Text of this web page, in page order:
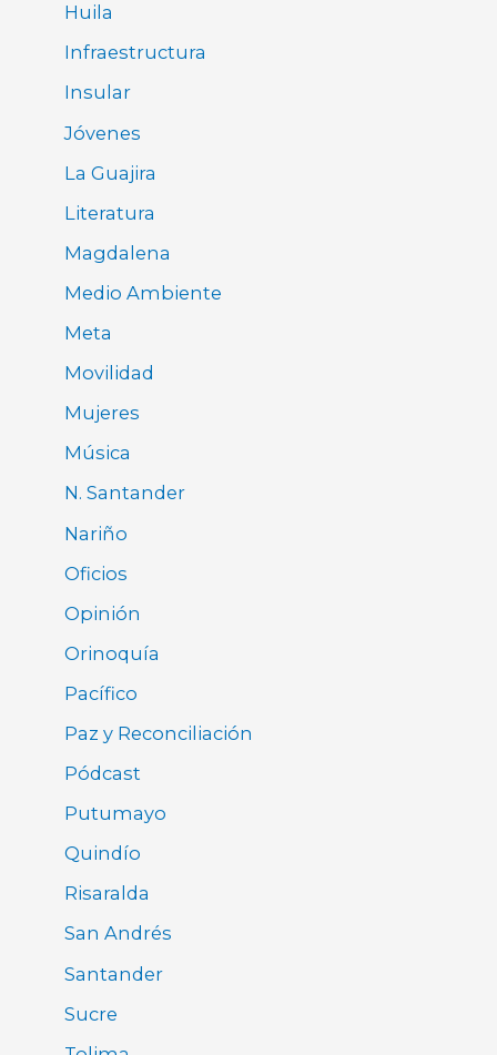
Huila
Infraestructura
Insular
Jóvenes
La Guajira
Literatura
Magdalena
Medio Ambiente
Meta
Movilidad
Mujeres
Música
N. Santander
Nariño
Oficios
Opinión
Orinoquía
Pacífico
Paz y Reconciliación
Pódcast
Putumayo
Quindío
Risaralda
San Andrés
Santander
Sucre